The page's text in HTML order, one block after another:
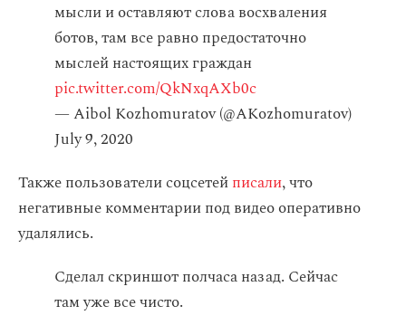
мысли и оставляют слова восхваления
ботов, там все равно предостаточно
мыслей настоящих граждан
pic.twitter.com/QkNxqAXb0c
— Aibol Kozhomuratov (@AKozhomuratov)
July 9, 2020
Также пользователи соцсетейписали, что
негативные комментарии под видео оперативно
удалялись.
Сделал скриншот полчаса назад. Сейчас
там уже все чисто.